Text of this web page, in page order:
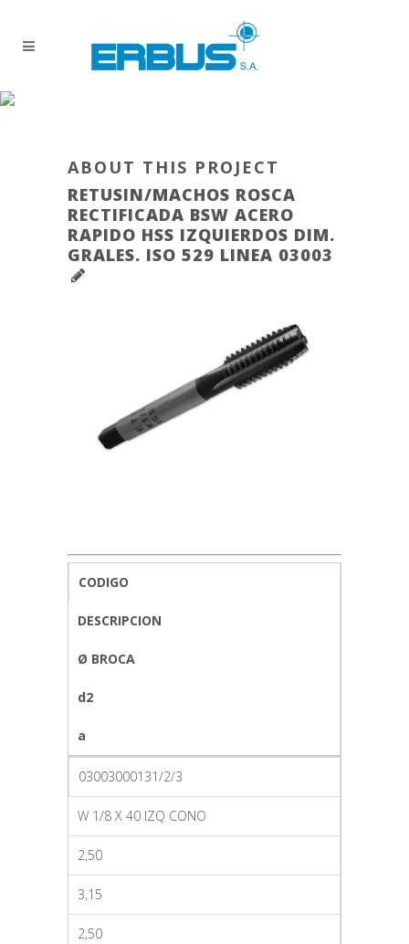
ABOUT THIS PROJECT
RETUSIN/MACHOS ROSCA
RECTIFICADA BSW ACERO
RAPIDO HSS IZQUIERDOS DIM.
GRALES. ISO 529 LINEA 03003
CODIGO
DESCRIPCION
Ø BROCA
d2
a
03003000131/2/3
W 1/8 X 40 IZQ CONO
2,50
3,15
2,50